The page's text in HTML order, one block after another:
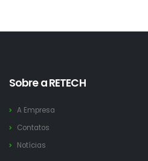
Sobre a RETECH
A Empresa
Contatos
Notícias